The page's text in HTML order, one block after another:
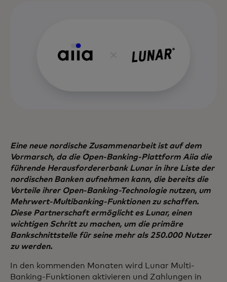
Eine neue nordische Zusammenarbeit ist auf dem
Vormarsch, da die Open-Banking-Plattform Aiia die
führende Herausfordererbank Lunar in ihre Liste der
nordischen Banken aufnehmen kann, die bereits die
Vorteile ihrer Open-Banking-Technologie nutzen, um
Mehrwert-Multibanking-Funktionen zu schaffen.
Diese Partnerschaft ermöglicht es Lunar, einen
wichtigen Schritt zu machen, um die primäre
Bankschnittstelle für seine mehr als 250.000 Nutzer
zu werden.
In den kommenden Monaten wird Lunar Multi-
Banking-Funktionen aktivieren und Zahlungen in